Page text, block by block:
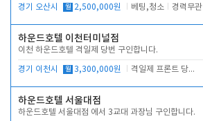
경기 오산시 월 2,500,000원 베팅,청소 경력무관
하운드호텔 이천터미널점
이천 하운드호텔 격일제 당번 구인합니다.
경기 이천시 월 3,300,000원 격일제 프론트 당번 업무로 주차 및 객실 점검
하운드호텔 서울대점
하운드호텔 서울대점 에서 3교대 과장님 구인합니다.